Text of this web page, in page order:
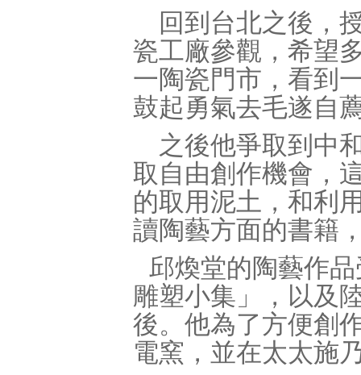
回到台北之後，
瓷工廠參觀，希望
一陶瓷門市，看到
鼓起勇氣去毛遂自
之後他爭取到中
取自由創作機會，
的取用泥土，和利
讀陶藝方面的書籍
邱煥堂的陶藝作
雕塑小集」，以及
後。他為了方便創
電窯，並在太太施